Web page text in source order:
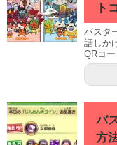
ト
バスタ
話しか
QRコ
バ
方